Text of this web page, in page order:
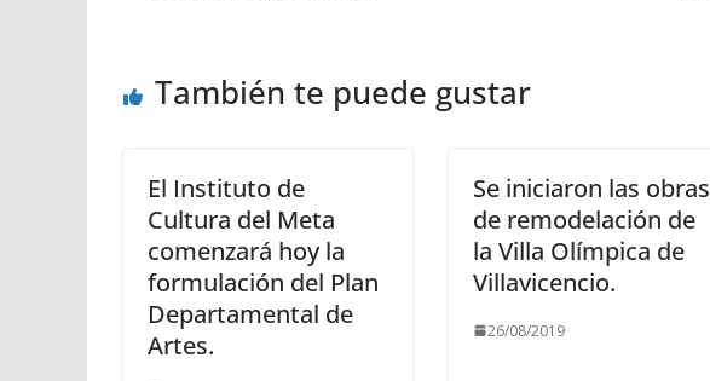
También te puede gustar
El Instituto de
Cultura del Meta
comenzará hoy la
formulación del Plan
Departamental de
Artes.
Se iniciaron las obras
de remodelación de
la Villa Olímpica de
Villavicencio.
26/08/2019